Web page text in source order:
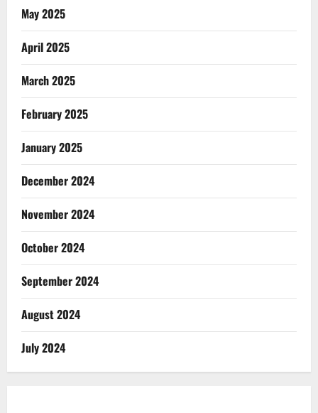
May 2025
April 2025
March 2025
February 2025
January 2025
December 2024
November 2024
October 2024
September 2024
August 2024
July 2024